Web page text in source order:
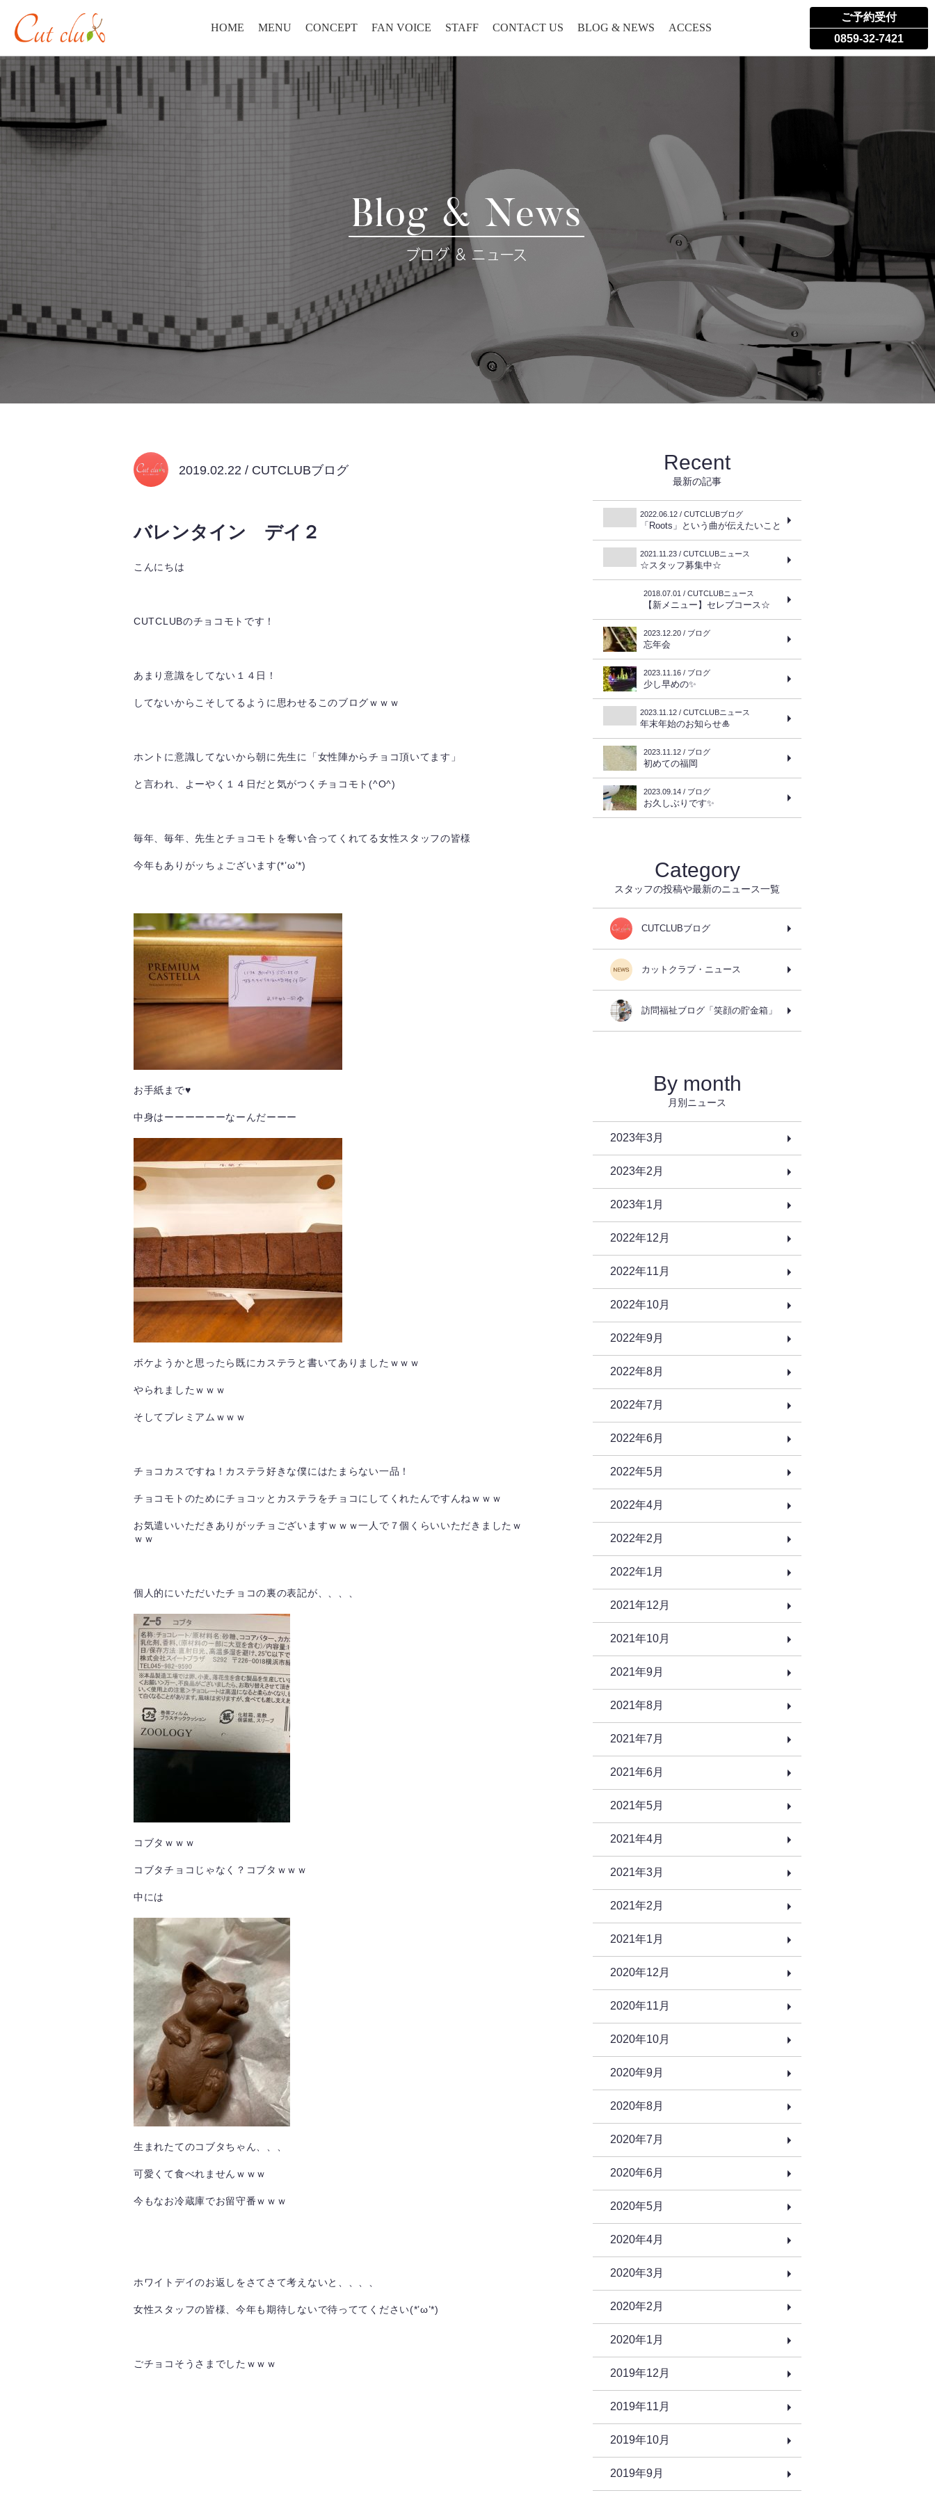
HOME MENU CONCEPT FAN VOICE STAFF CONTACT US BLOG & NEWS ACCESS
ご予約受付
0859-32-7421
2019.02.22 / CUTCLUBブログ
バレンタイン デイ２
こんにちは
CUTCLUBのチョコモトです！
あまり意識をしてない１４日！
してないからこそしてるように思わせるこのブログｗｗｗ
ホントに意識してないから朝に先生に「女性陣からチョコ頂いてます」
と言われ、よーやく１４日だと気がつくチョコモト(^O^)
毎年、毎年、先生とチョコモトを奪い合ってくれてる女性スタッフの皆様
今年もありがッちょございます(*’ω’*)
お手紙まで♥
中身はーーーーーーなーんだーーー
ボケようかと思ったら既にカステラと書いてありましたｗｗｗ
やられましたｗｗｗ
そしてプレミアムｗｗｗ
チョコカスですね！カステラ好きな僕にはたまらない一品！
チョコモトのためにチョコッとカステラをチョコにしてくれたんですんねｗｗｗ
お気遣いいただきありがッチョございますｗｗｗ一人で７個くらいいただきましたｗ
ｗｗ
個人的にいただいたチョコの裏の表記が、、、、
コブタｗｗｗ
コブタチョコじゃなく？コブタｗｗｗ
中には
生まれたてのコブタちゃん、、、
可愛くて食べれませんｗｗｗ
今もなお冷蔵庫でお留守番ｗｗｗ
ホワイトデイのお返しをさてさて考えないと、、、、
女性スタッフの皆様、今年も期待しないで待っててください(*’ω’*)
ごチョコそうさまでしたｗｗｗ
Recent
最新の記事
2022.06.12 / CUTCLUBブログ
「Roots」という曲が伝えたいこと
2021.11.23 / CUTCLUBニュース
☆スタッフ募集中☆
2018.07.01 / CUTCLUBニュース
【新メニュー】セレブコース☆
2023.12.20 / ブログ
忘年会
2023.11.16 / ブログ
少し早めの✨
2023.11.12 / CUTCLUBニュース
年末年始のお知らせ🎍
2023.11.12 / ブログ
初めての福岡
2023.09.14 / ブログ
お久しぶりです✨
Category
スタッフの投稿や最新のニュース一覧
CUTCLUBブログ
カットクラブ・ニュース
訪問福祉ブログ「笑顔の貯金箱」
By month
月別ニュース
2023年3月
2023年2月
2023年1月
2022年12月
2022年11月
2022年10月
2022年9月
2022年8月
2022年7月
2022年6月
2022年5月
2022年4月
2022年2月
2022年1月
2021年12月
2021年10月
2021年9月
2021年8月
2021年7月
2021年6月
2021年5月
2021年4月
2021年3月
2021年2月
2021年1月
2020年12月
2020年11月
2020年10月
2020年9月
2020年8月
2020年7月
2020年6月
2020年5月
2020年4月
2020年3月
2020年2月
2020年1月
2019年12月
2019年11月
2019年10月
2019年9月